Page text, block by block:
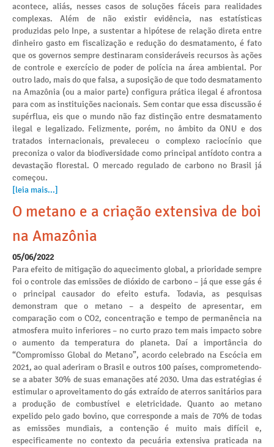
acontece, aliás, nesses casos de soluções fáceis para realidades
complexas. Além de não existir evidência, nas estatísticas
produzidas pelo Inpe, a sustentar a hipótese de relação direta entre
dinheiro gasto em fiscalização e redução do desmatamento, é fato
que os governos sempre destinaram consideráveis recursos às ações
de controle e exercício de poder de polícia na área ambiental. Por
outro lado, mais do que falsa, a suposição de que todo desmatamento
na Amazônia (ou a maior parte) configura prática ilegal é afrontosa
para com as instituições nacionais. Sem contar que essa discussão é
supérflua, eis que o mundo não faz distinção entre desmatamento
ilegal e legalizado. Felizmente, porém, no âmbito da ONU e dos
tratados internacionais, prevaleceu o complexo raciocínio que
preconiza o valor da biodiversidade como principal antídoto contra a
devastação florestal. O mercado regulado de carbono no Brasil já
começou.
[leia mais...]
O metano e a criação extensiva de boi
na Amazônia
05/06/2022
Para efeito de mitigação do aquecimento global, a prioridade sempre
foi o controle das emissões de dióxido de carbono – já que esse gás é
o principal causador do efeito estufa. Todavia, as pesquisas
demonstram que o metano – a despeito de apresentar, em
comparação com o CO2, concentração e tempo de permanência na
atmosfera muito inferiores – no curto prazo tem mais impacto sobre
o aumento da temperatura do planeta. Daí a importância do
“Compromisso Global do Metano”, acordo celebrado na Escócia em
2021, ao qual aderiram o Brasil e outros 100 países, comprometendo-
se a abater 30% de suas emanações até 2030. Uma das estratégias é
estimular o aproveitamento do gás extraído de aterros sanitários para
a produção de combustível e eletricidade. Quanto ao metano
expelido pelo gado bovino, que corresponde a mais de 70% de todas
as emissões mundiais, a contenção é muito mais difícil e,
especificamente no contexto da pecuária extensiva praticada na